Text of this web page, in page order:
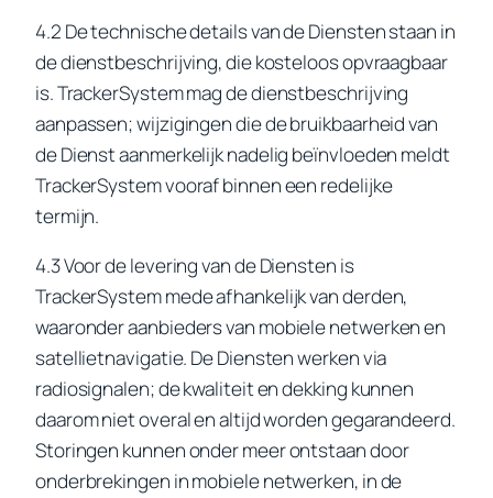
4.2 De technische details van de Diensten staan in
de dienstbeschrijving, die kosteloos opvraagbaar
is. TrackerSystem mag de dienstbeschrijving
aanpassen; wijzigingen die de bruikbaarheid van
de Dienst aanmerkelijk nadelig beïnvloeden meldt
TrackerSystem vooraf binnen een redelijke
termijn.
4.3 Voor de levering van de Diensten is
TrackerSystem mede afhankelijk van derden,
waaronder aanbieders van mobiele netwerken en
satellietnavigatie. De Diensten werken via
radiosignalen; de kwaliteit en dekking kunnen
daarom niet overal en altijd worden gegarandeerd.
Storingen kunnen onder meer ontstaan door
onderbrekingen in mobiele netwerken, in de